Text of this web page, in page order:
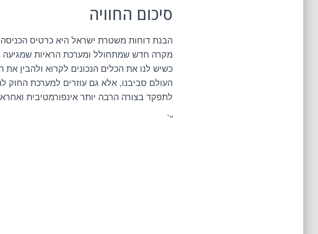
סיכום החוויה
הבנת דוחות משטרת ישראל היא כרטיס
מקרה חדש שמתחולל ומערכת הראיות שמגיעה
כשיש לנו את הכלים הנכונים לקרוא ולהבין
העולם סביבנו, אלא גם עוזרים למערכת החוק
לתפקד בצורה הרבה יותר אינפורמטיבית
"`